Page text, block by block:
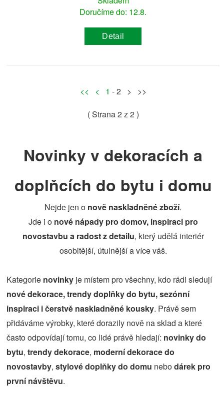
Doručíme do: 12.8.
Detail
<< < 1 - 2 > >>
( Strana2 z 2 )
Novinky v dekoracích a
doplňcích do bytu i domu
Nejde jen o nově naskladněné zboží.
Jde i o nové nápady pro domov, inspiraci pro
novostavbu a radost z detailu, který udělá interiér
osobitější, útulnější a více váš.
Kategorie novinky je místem pro všechny, kdo rádi sledují
nové dekorace, trendy doplňky do bytu, sezónní
inspiraci i čerstvě naskladněné kousky. Právě sem
přidáváme výrobky, které dorazily nově na sklad a které
často odpovídají tomu, co lidé právě hledají: novinky do
bytu,trendy dekorace, moderní dekorace do
novostavby,stylové doplňky do domu nebodárek pro
první návštěvu.